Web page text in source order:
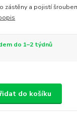
zástěny a pojistí
do 1–2 týdnů
do košíku